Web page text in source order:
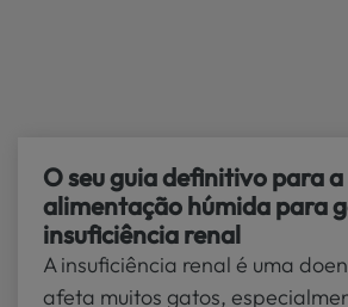
O seu guia definitivo para a melhor
alimentação húmida para
insuficiência renal
A insuficiência renal é uma
afeta muitos gatos,